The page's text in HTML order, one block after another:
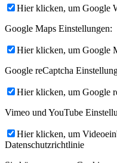
Hier klicken, um Google
Google Maps Einstellungen:
Hier klicken, um Google
Google reCaptcha
Hier klicken, um Google
Vimeo und YouTube
Hier klicken, um
Datenschutzrichtlinie